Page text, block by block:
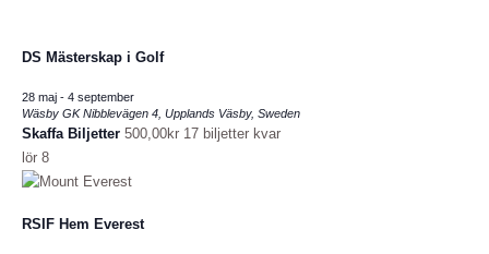
DS Mästerskap i Golf
28 maj- 4 september
Wäsby GKNibblevägen 4, Upplands Väsby, Sweden
Skaffa Biljetter 500,00kr 17 biljetter kvar
lör 8
RSIF Hem Everest